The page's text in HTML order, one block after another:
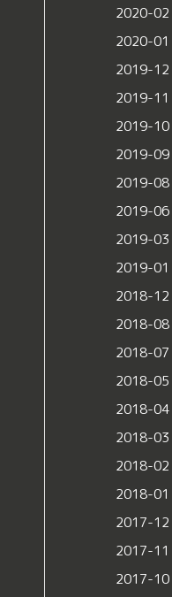
2020-02
2020-01
2019-12
2019-11
2019-10
2019-09
2019-08
2019-06
2019-03
2019-01
2018-12
2018-08
2018-07
2018-05
2018-04
2018-03
2018-02
2018-01
2017-12
2017-11
2017-10